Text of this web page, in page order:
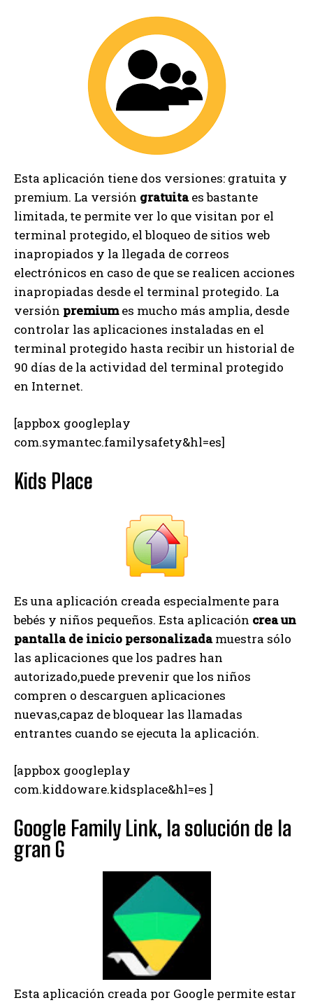
Esta aplicación tiene dos versiones: gratuita y
premium. La versión gratuitaes bastante
limitada, te permite ver lo que visitan por el
terminal protegido, el bloqueo de sitios web
inapropiados y la llegada de correos
electrónicos en caso de que se realicen acciones
inapropiadas desde el terminal protegido. La
versión premiumes mucho más amplia, desde
controlar las aplicaciones instaladas en el
terminal protegido hasta recibir un historial de
90 días de la actividad del terminal protegido
en Internet.
[appbox googleplay
com.symantec.familysafety&hl=es]
Kids Place
Es una aplicación creada especialmente para
bebés y niños pequeños. Esta aplicación crea un
pantalla de inicio personalizadamuestra sólo
las aplicaciones que los padres han
autorizado,puede prevenir que los niños
compren o descarguen aplicaciones
nuevas,capaz de bloquear las llamadas
entrantes cuando se ejecuta la aplicación.
[appbox googleplay
com.kiddoware.kidsplace&hl=es ]
Google Family Link, la solución de la
gran G
Esta aplicación creada por Google permite estar